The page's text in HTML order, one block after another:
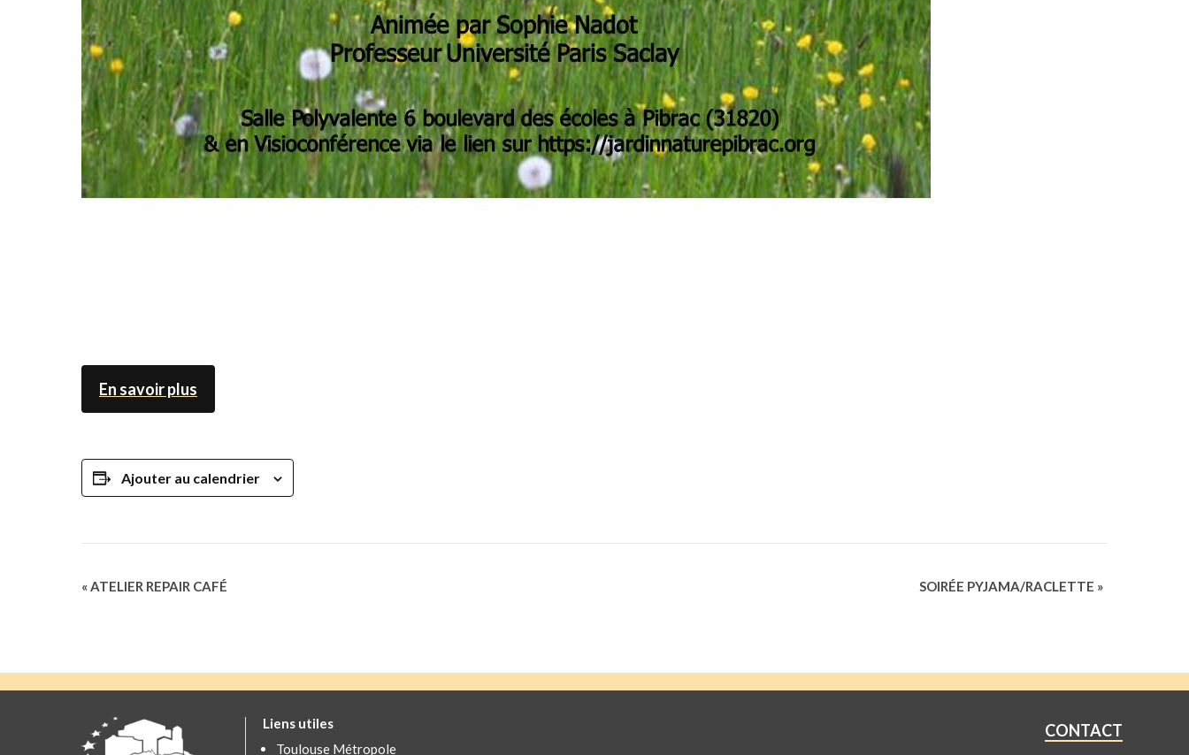
En savoir plus
Ajouter au calendrier
Navigation
« ATELIER REPAIR CAFÉ SOIRÉE PYJAMA/RACLETTE »
Liens utiles
Toulouse Métropole
CONTACT